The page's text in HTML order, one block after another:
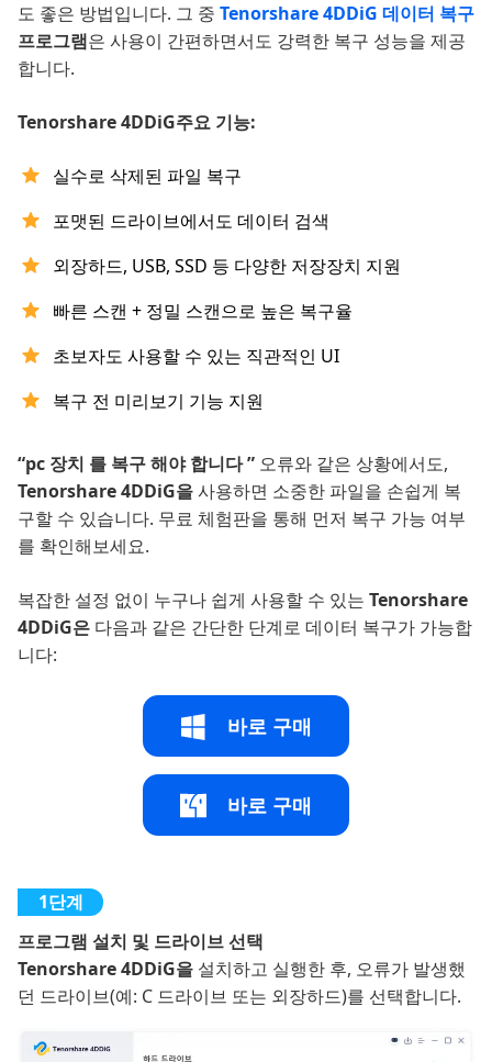
도 좋은 방법입니다. 그 중 Tenorshare 4DDiG 데이터 복구
프로그램은 사용이 간편하면서도 강력한 복구 성능을 제공
합니다.
Tenorshare 4DDiG주요 기능:
실수로 삭제된 파일 복구
포맷된 드라이브에서도 데이터 검색
외장하드, USB, SSD 등 다양한 저장장치 지원
빠른 스캔 + 정밀 스캔으로 높은 복구율
초보자도 사용할 수 있는 직관적인 UI
복구 전 미리보기 기능 지원
“pc 장치 를 복구 해야 합니다 ” 오류와 같은 상황에서도,
Tenorshare 4DDiG을사용하면 소중한 파일을 손쉽게 복
구할 수 있습니다. 무료 체험판을 통해 먼저 복구 가능 여부
를 확인해보세요.
복잡한 설정 없이 누구나 쉽게 사용할 수 있는 Tenorshare
4DDiG은 다음과 같은 간단한 단계로 데이터 복구가 가능합
니다:
바로 구매
바로 구매
프로그램 설치 및 드라이브 선택
Tenorshare 4DDiG을 설치하고 실행한 후, 오류가 발생했
던 드라이브(예: C 드라이브 또는 외장하드)를 선택합니다.